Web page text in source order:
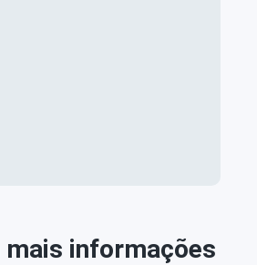
mais informações